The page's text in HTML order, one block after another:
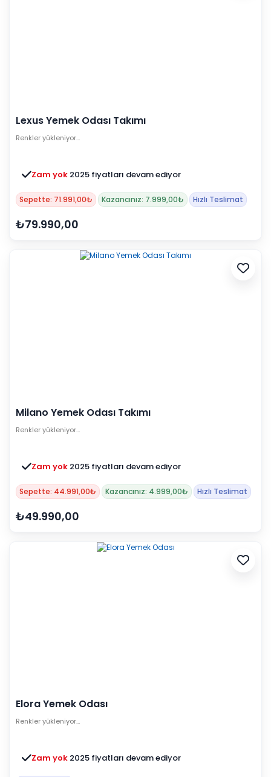
Lexus Yemek Odası Takımı
Renkler yükleniyor…
Zam yok 2025 fiyatları devam ediyor
Sepette: 71.991,00₺ Kazancınız: 7.999,00₺ Hızlı Teslimat
₺79.990,00
Milano Yemek Odası Takımı
Renkler yükleniyor…
Zam yok 2025 fiyatları devam ediyor
Sepette: 44.991,00₺ Kazancınız: 4.999,00₺ Hızlı Teslimat
₺49.990,00
Elora Yemek Odası
Renkler yükleniyor…
Zam yok 2025 fiyatları devam ediyor